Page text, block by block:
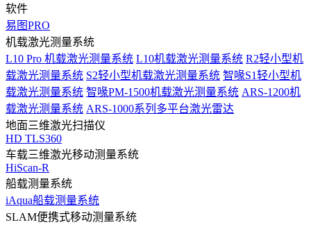
软件
易图PRO
机载激光测量系统
L10 Pro 机载激光测量系统 L10机载激光测量系统 R2轻小型机
载激光测量系统 S2轻小型机载激光测量系统 智喙S1轻小型机
载激光测量系统 智喙PM-1500机载激光测量系统 ARS-1200机
载激光测量系统 ARS-1000系列多平台激光雷达
地面三维激光扫描仪
HD TLS360
车载三维激光移动测量系统
HiScan-R
船载测量系统
iAqua船载测量系统
SLAM便携式移动测量系统